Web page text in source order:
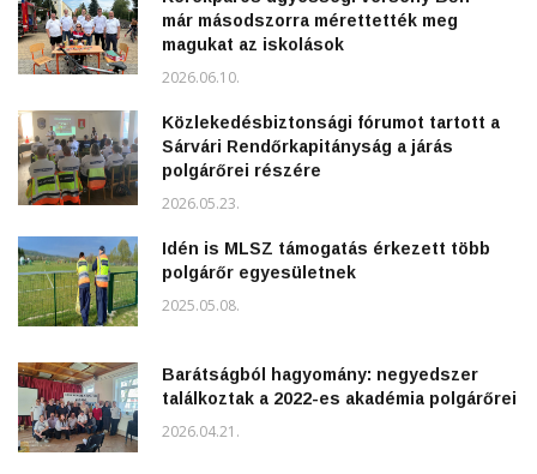
már másodszorra mérettették meg
magukat az iskolások
2026.06.10.
Közlekedésbiztonsági fórumot tartott a
Sárvári Rendőrkapitányság a járás
polgárőrei részére
2026.05.23.
Idén is MLSZ támogatás érkezett több
polgárőr egyesületnek
2025.05.08.
Barátságból hagyomány: negyedszer
találkoztak a 2022-es akadémia polgárőrei
2026.04.21.